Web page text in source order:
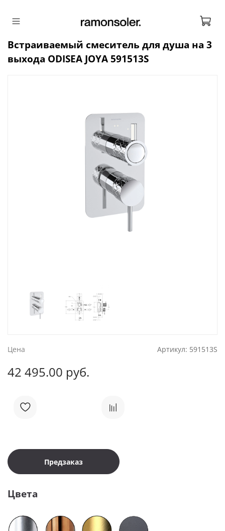
Цена Артикул: 591513S
Встраиваемый смеситель для душа на 3
выхода ODISEA JOYA 591513S
42 495.00 руб.
Предзаказ
Цвета